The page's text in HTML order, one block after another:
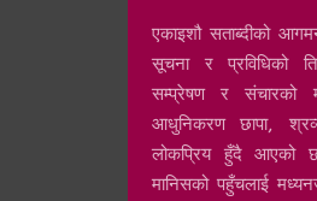
एकाइशौ सताब्दीको
सूचना र प्रविधिको
सम्प्रेषण र संचारको
आधुनिकरण छापा,
लोकप्रिय हुँदै आएको
मानिसको पहुँचलाई